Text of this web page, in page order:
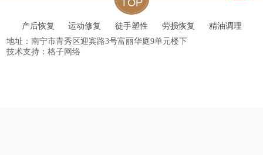
产后恢复 运动修复 徒手塑性 劳损恢复
精油调理
地址：南宁市青秀区迎宾路3号富丽华庭9单元楼下
技术支持：格子网络